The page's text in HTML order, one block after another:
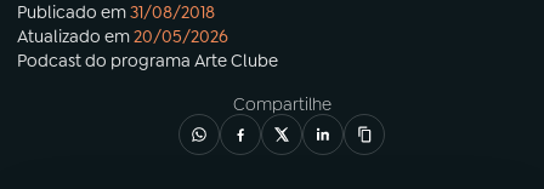
Publicado em31/08/2018
Atualizado em20/05/2026
Podcastdo programa Arte Clube
Compartilhe